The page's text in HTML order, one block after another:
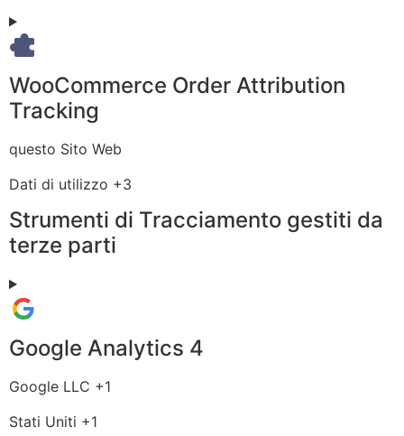
WooCommerce Order Attribution
Tracking
Azienda:
questo Sito Web
Dati
trattati:
Dati di utilizzo +3
Strumenti di Tracciamento gestiti da
terze parti
Google Analytics 4
Azienda:
Google LLC +1
Luogo
Stati Uniti +1